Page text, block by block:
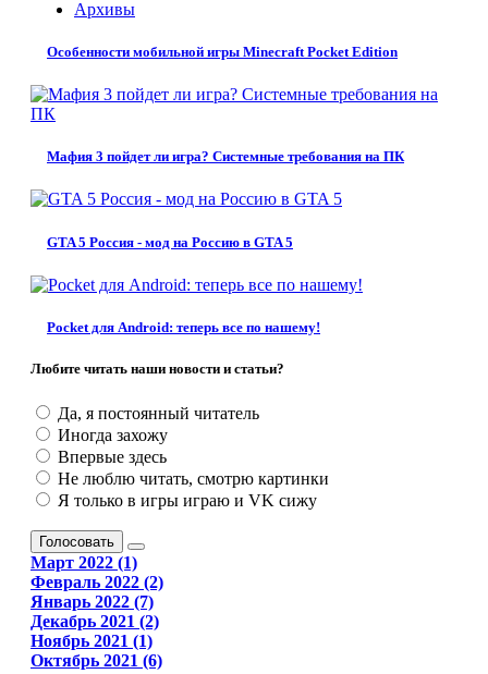
Архивы
Особенности мобильной игры Minecraft Pocket Edition
Мафия 3 пойдет ли игра? Системные требования на ПК
GTA 5 Россия - мод на Россию в GTA 5
Pocket для Android: теперь все по нашему!
Любите читать наши новости и статьи?
Да, я постоянный читатель
Иногда захожу
Впервые здесь
Не люблю читать, смотрю картинки
Я только в игры играю и VK сижу
Голосовать
Март 2022 (1)
Февраль 2022 (2)
Январь 2022 (7)
Декабрь 2021 (2)
Ноябрь 2021 (1)
Октябрь 2021 (6)